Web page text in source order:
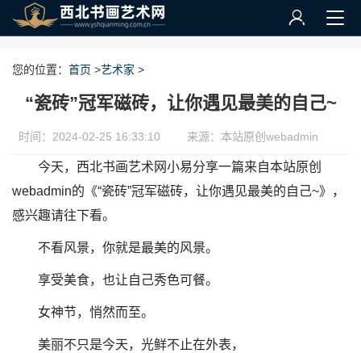
您的位置： 首页 >艺术家 >
“瓷砖”冠军磁砖，让你遇见最美的自己~
时间：2024-02-25 16:33:10 来源：本站原创webadmin
今天，西北书画艺术网小易分享一篇来自本站原创
webadmin的《“瓷砖”冠军磁砖，让你遇见最美的自己~》，
感兴趣请往下看。
不看风景，你就是最美的风景。
享受美食，也让自己秀色可餐。
女神节，悄然而至。
美丽不只是今天，光鲜不止在外表，